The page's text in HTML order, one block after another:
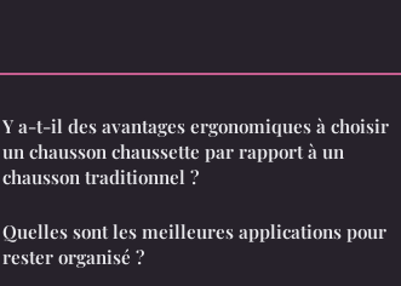
Y a-t-il des avantages ergonomiques à choisir
un chausson chaussette par rapport à un
chausson traditionnel ?
Quelles sont les meilleures applications pour
rester organisé ?